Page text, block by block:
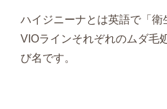
ハイジニーナとは英語で「衛
VIOラインそれぞれのムダ毛
び名です。